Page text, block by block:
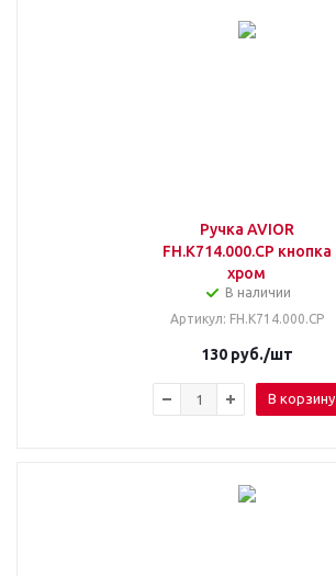
Ручка AVIOR
FH.К714.000.СР кнопка
хром
В наличии
Артикул: FH.К714.000.СР
130руб./шт
В корзину